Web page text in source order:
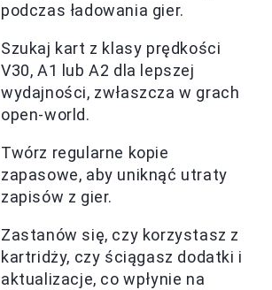
podczas ładowania gier.
Szukaj kart z klasy prędkości
V30, A1 lub A2 dla lepszej
wydajności, zwłaszcza w grach
open-world.
Twórz regularne kopie
zapasowe, aby uniknąć utraty
zapisów z gier.
Zastanów się, czy korzystasz z
kartridży, czy ściągasz dodatki i
aktualizacje, co wpłynie na